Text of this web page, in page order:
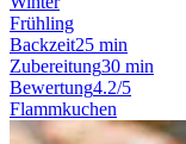
Frühling
Backzeit25 min
Zubereitung30 min
Bewertung4.2/5
Flammkuchen